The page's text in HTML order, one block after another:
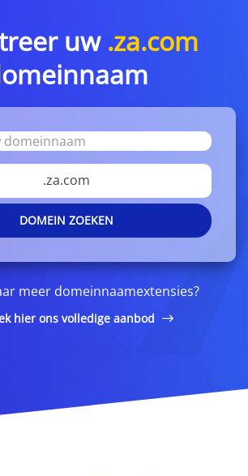
uw .za.com
.za.com
DOMEIN ZOEKEN
meer domeinnaamextensies?
hier ons volledige aanbod